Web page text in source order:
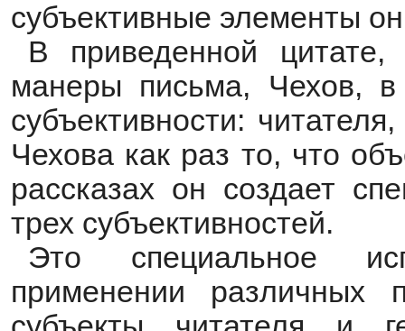
субъективные элементы
В приведенной цитате,
манеры письма, Чехов,
субъективности:
Чехова как раз то, что
рассказах он создает
трех субъективностей.
Это
специальное
применении различных